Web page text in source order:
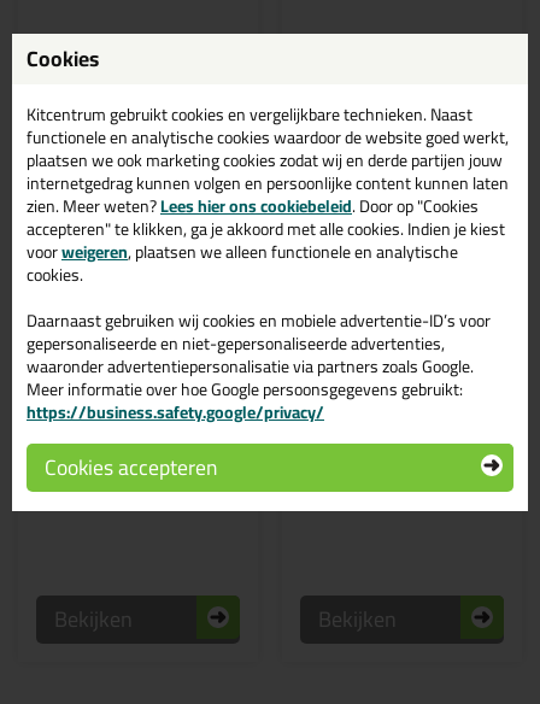
Bekijken
illbruck PU700 Steen-
en Houtlijm starterbox!
75,59 (2)
Bekijken
illbruck AA700
lijmverdeler
lijmen met een lijmverdeler
2,09
Bekijken
Cookies
Kitcentrum gebruikt cookies en vergelijkbare technieken. Naast
functionele en analytische cookies waardoor de website goed werkt,
plaatsen we ook marketing cookies zodat wij en derde partijen jouw
internetgedrag kunnen volgen en persoonlijke content kunnen laten
zien. Meer weten?Lees hier ons cookiebeleid. Door op "Cookies
accepteren" te klikken, ga je akkoord met alle cookies. Indien je kiest
voorweigeren, plaatsen we alleen functionele en analytische
cookies.
Daarnaast gebruiken wij cookies en mobiele advertentie-ID’s voor
gepersonaliseerde en niet-gepersonaliseerde advertenties,
waaronder advertentiepersonalisatie via partners zoals Google.
Meer informatie over hoe Google persoonsgegevens gebruikt:
https://business.safety.google/privacy/
Cookies accepteren